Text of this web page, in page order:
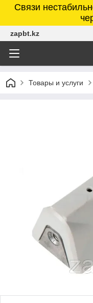
Связи
zapbt.kz
Товары и услуги